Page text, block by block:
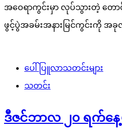
အဝေရာကွင်းမှာ လုပ်သွားတဲ့ တော
ဖွင့်ပွဲအခမ်းအနားမြင်ကွင်းကို အ
ပေါ်ပြူလာသတင်းများ
သတင်း
ဒီဇင်ဘာလ ၂၀ ရက်နေ့